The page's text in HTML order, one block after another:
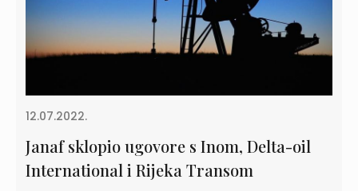
12.07.2022.
Janaf sklopio ugovore s Inom, Delta-oil
International i Rijeka Transom